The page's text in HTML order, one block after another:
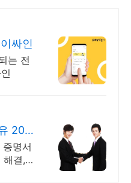
싸인
는 전
2011
명서
해결,